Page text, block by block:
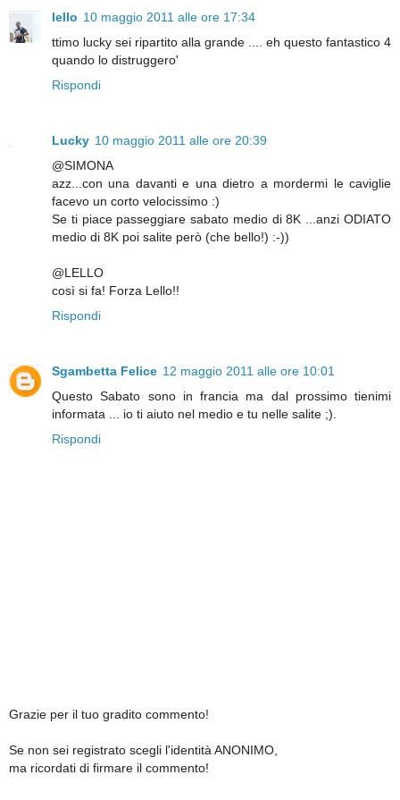
lello 10 maggio 2011 alle ore 17:34
ttimo lucky sei ripartito alla grande .... eh questo fantastico 4
quando lo distruggero'
Rispondi
Lucky 10 maggio 2011 alle ore 20:39
@SIMONA
azz...con una davanti e una dietro a mordermi le caviglie
facevo un corto velocissimo :)
Se ti piace passeggiare sabato medio di 8K ...anzi ODIATO
medio di 8K poi salite però (che bello!) :-))
@LELLO
così si fa! Forza Lello!!
Rispondi
Sgambetta Felice 12 maggio 2011 alle ore 10:01
Questo Sabato sono in francia ma dal prossimo tienimi
informata ... io ti aiuto nel medio e tu nelle salite ;).
Rispondi
Grazie per il tuo gradito commento!
Se non sei registrato scegli l'identità ANONIMO,
ma ricordati di firmare il commento!